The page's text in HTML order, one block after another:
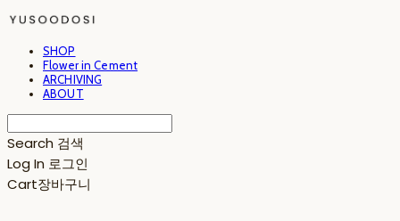
SHOP
Flower in Cement
ARCHIVING
ABOUT
Search 검색
Log In 로그인
Cart장바구니